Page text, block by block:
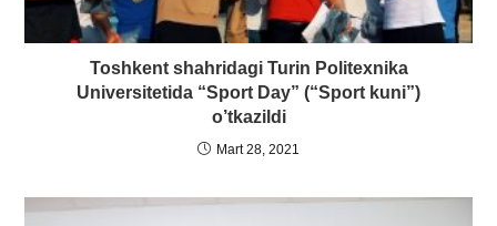
Toshkent shahridagi Turin Politexnika
Universitetida “Sport Day” (“Sport kuni”)
o’tkazildi
Mart 28, 2021